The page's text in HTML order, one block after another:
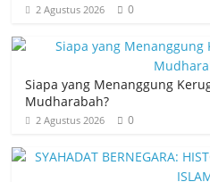
2 Agustus 2026 0
Siapa yang Menanggung
Mudharabah?
2 Agustus 2026 0